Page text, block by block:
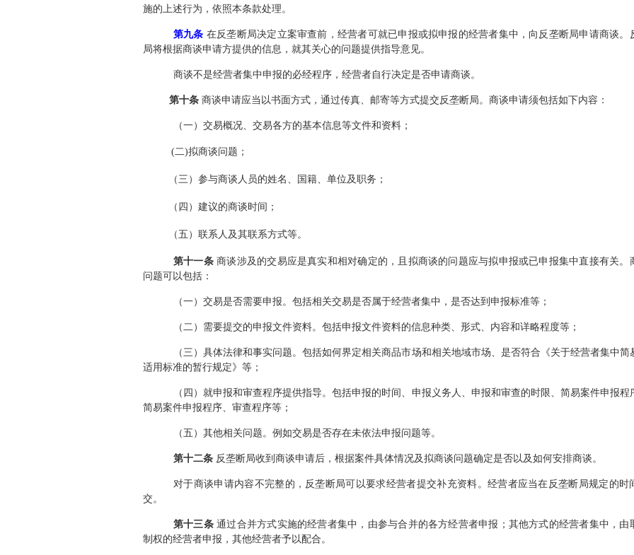
施的上述行为，依照本条款处理。
第九条 在反垄断局决定立案审查前，经营者可就已申报或拟申报的经营者集中， 向反垄断局申请商谈。
局将根据商谈申请方提供的信息，就其关心的问题提供指导意见。
商谈不是经营者集中申报的必经程序，经营者自行决定是否申请商谈。
第十条 商谈申请应当以书面方式，通过传真、邮寄等方式提交反垄断局。商谈申请须包括如下内容：
（一）交易概况、交易各方的基本信息等文件和资料；
(二)拟商谈问题；
（三）参与商谈人员的姓名、国籍、单位及职务；
（四）建议的商谈时间；
（五）联系人及其联系方式等。
第十一条商谈涉及的交易应是真实和相对确定的，且拟商谈的问题应与拟申报或已申报集中直接有关。
问题可以包括：
（一）交易是否需要申报。包括相关交易是否属于经营者集中，是否达到申报标准等；
（二）需要提交的申报文件资料。包括申报文件资料的信息种类、形式、内容和详略程度等；
（三）具体法律和事实问题。包括如何界定相关商品市场和相关地域市场、是否符合《关于经营者集中简
适用标准的暂行规定》等；
（四）就申报和审查程序提供指导。包括申报的时间、申报义务人、申报和审查的时限、简易案件申报程
简易案件申报程序、审查程序等；
（五）其他相关问题。例如交易是否存在未依法申报问题等。
第十二条 反垄断局收到商谈申请后，根据案件具体情况及拟商谈问题确定是否以及如何安排商谈。
对于商谈申请内容不完整的，反垄断局可以要求经营者提交补充资料。经营者应当在反垄断局规定的时
交。
第十三条通过合并方式实施的经营者集中，由参与合并的各方经营者申报；其他方式的经营者集中，由
制权的经营者申报，其他经营者予以配合。